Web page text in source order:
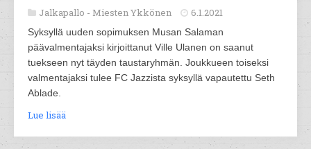
Jalkapallo - Miesten Ykkönen 6.1.2021
Syksyllä uuden sopimuksen Musan Salaman
päävalmentajaksi kirjoittanut Ville Ulanen on saanut
tuekseen nyt täyden taustaryhmän. Joukkueen toiseksi
valmentajaksi tulee FC Jazzista syksyllä vapautettu Seth
Ablade.
Lue lisää